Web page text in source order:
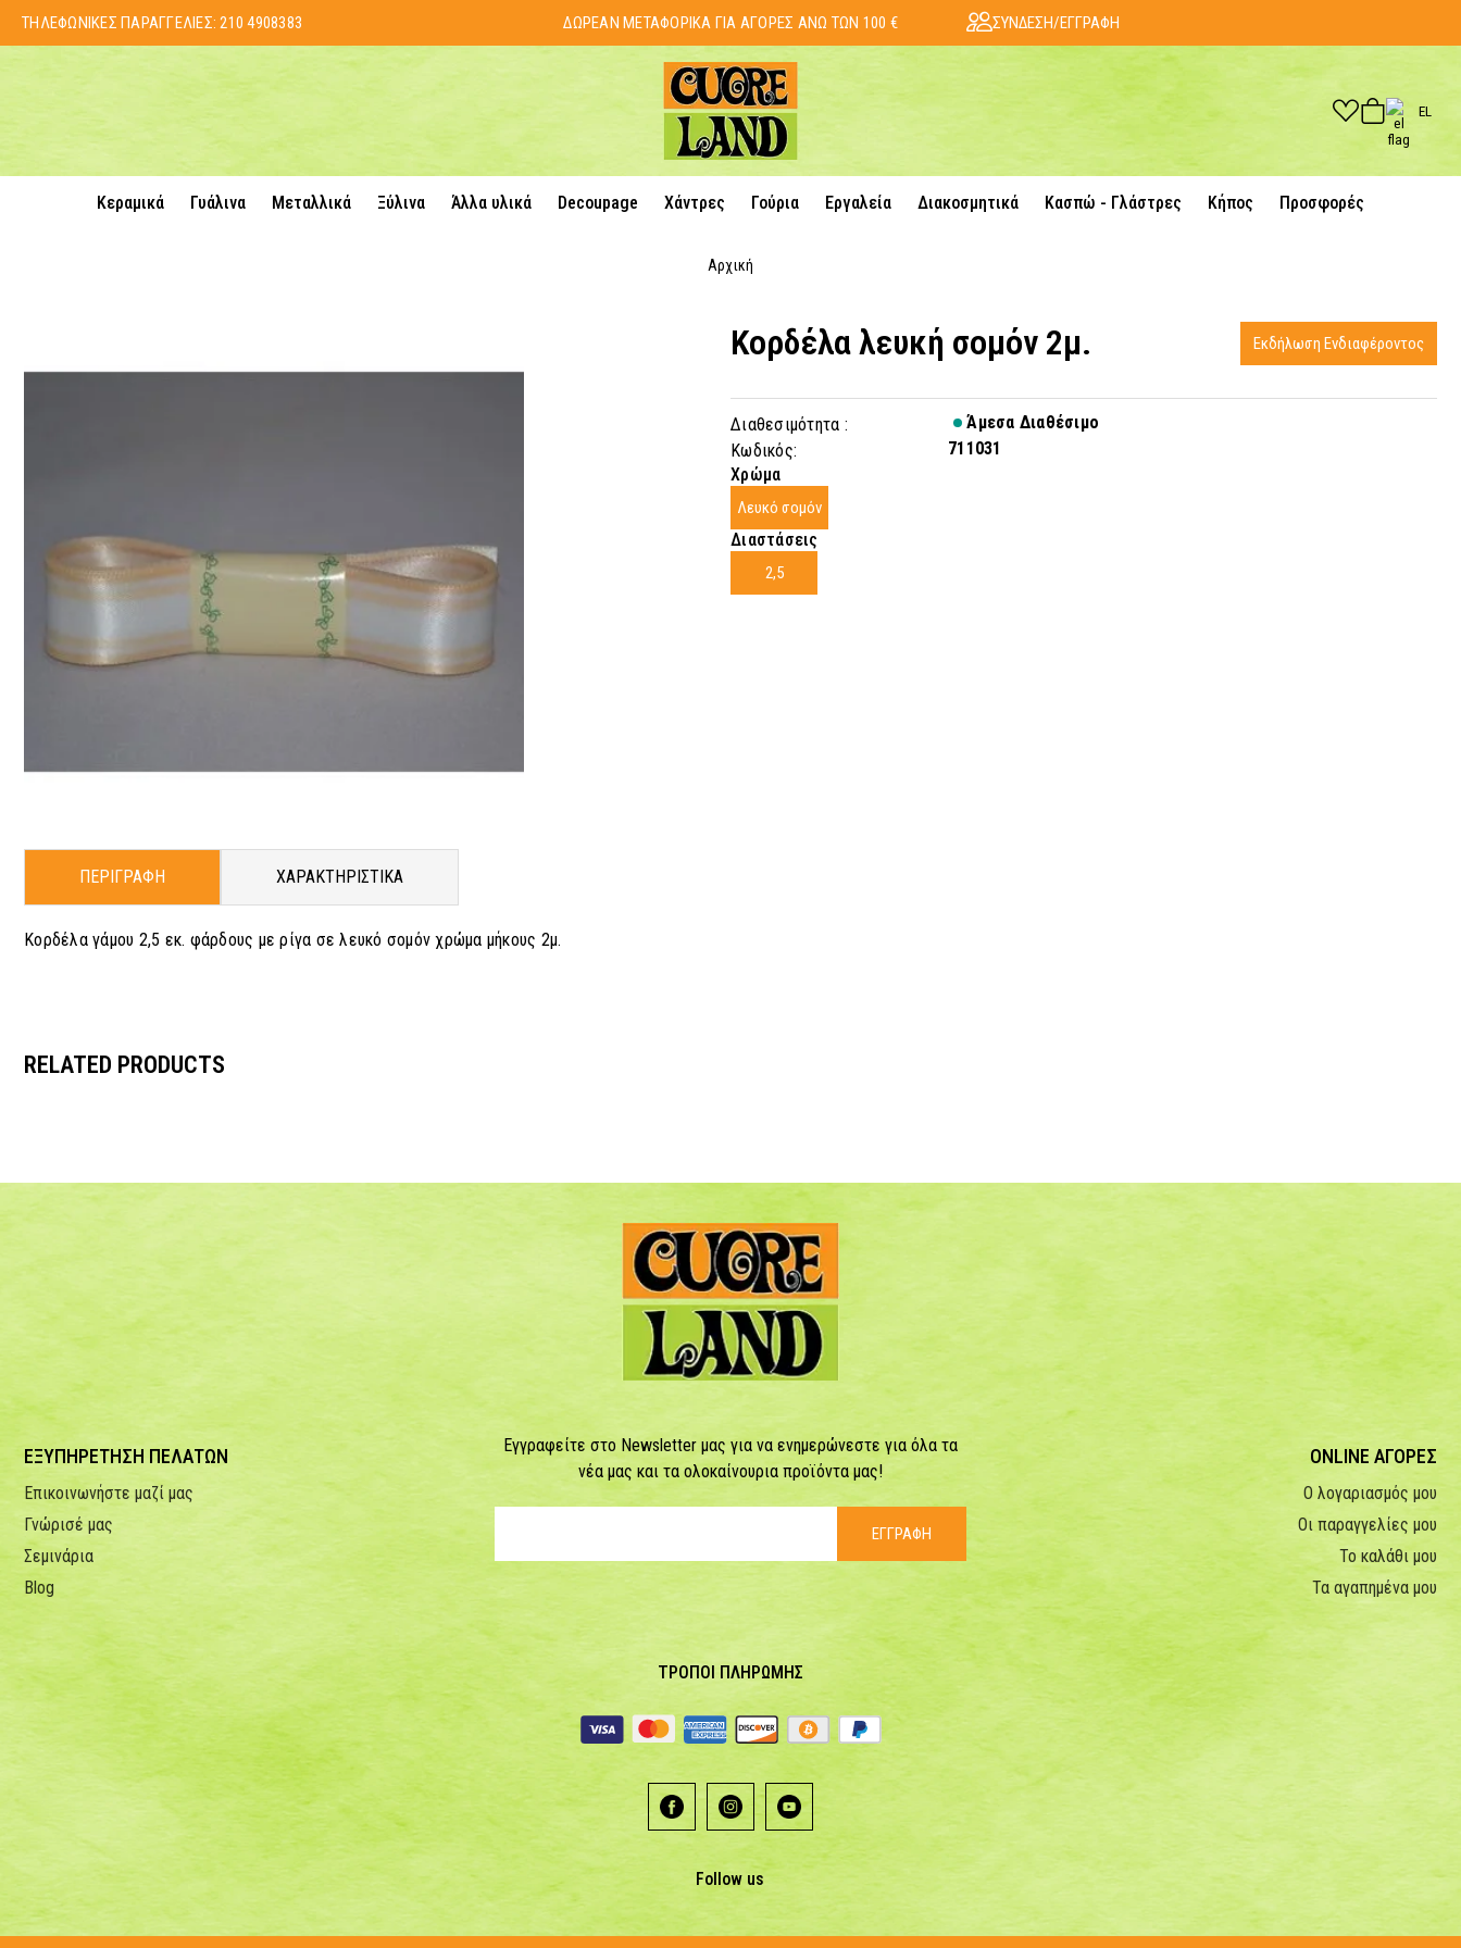
ΤΗΛΕΦΩΝΙΚΕΣ ΠΑΡΑΓΓΕΛΙΕΣ:210 4908383 ΔΩΡΕΑΝ ΜΕΤΑΦΟΡΙΚΑ ΓΙΑ ΑΓΟΡΕΣ ΑΝΩ ΤΩΝ 100 € ΣΥΝΔΕΣΗ/ΕΓΓΡΑΦΗ
EL
Κεραμικά Γυάλινα Μεταλλικά Ξύλινα Άλλα υλικά Decoupage Χάντρες Γούρια Εργαλεία Διακοσμητικά Κασπώ - Γλάστρες Κήπος Προσφορές
Αρχική
Κορδέλα λευκή σομόν 2μ.
Διαθεσιμότητα :
Άμεσα Διαθέσιμο
Κωδικός:
711031
Χρώμα
Λευκό σομόν
Διαστάσεις
2,5
ΠΕΡΙΓΡΑΦΗ ΧΑΡΑΚΤΗΡΙΣΤΙΚΑ
Κορδέλα γάμου 2,5 εκ. φάρδους με ρίγα σε λευκό σομόν χρώμα μήκους 2μ.
Εκδήλωση Ενδιαφέροντος
RELATED PRODUCTS
ΕΞΥΠΗΡΕΤΗΣΗ ΠΕΛΑΤΩΝ
Επικοινωνήστε μαζί μας
Γνώρισέ μας
Σεμινάρια
Blog
Εγγραφείτε στο Newsletter μας για να ενημερώνεστε για όλα τα
νέα μας και τα ολοκαίνουρια προϊόντα μας!
ΕΓΓΡΑΦΗ
ONLINE ΑΓΟΡΕΣ
Ο λογαριασμός μου
Οι παραγγελίες μου
Το καλάθι μου
Τα αγαπημένα μου
ΤΡΟΠΟΙ ΠΛΗΡΩΜΗΣ
Follow us